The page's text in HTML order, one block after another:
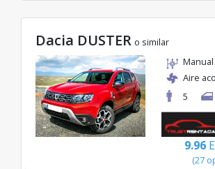
Dacia DUSTER o similar
Manual
Aire
5
9.96
(27